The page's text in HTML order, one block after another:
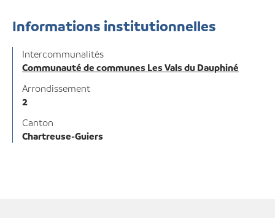
Informations institutionnelles
Intercommunalités
Communauté de communes Les Vals du Dauphiné
Arrondissement
2
Canton
Chartreuse-Guiers